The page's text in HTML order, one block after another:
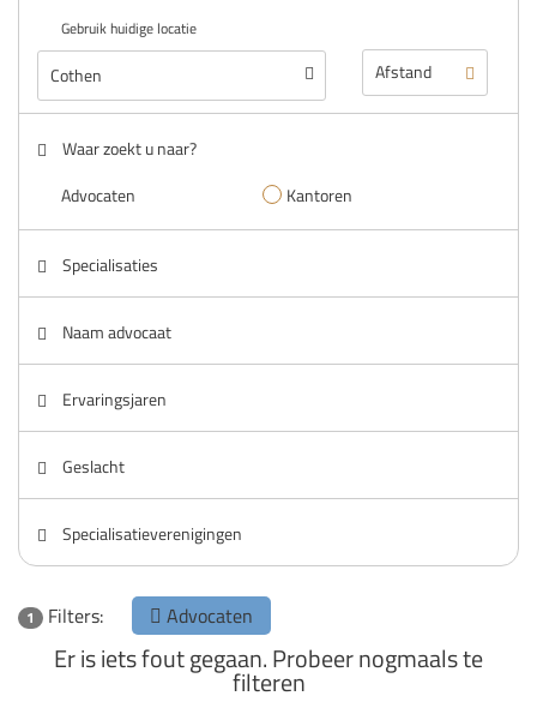
Gebruik huidige locatie
Waar zoekt u naar?
Advocaten
Kantoren
Specialisaties
Naam advocaat
Ervaringsjaren
Geslacht
Specialisatieverenigingen
1 Filters: Advocaten
Er is iets fout gegaan. Probeer nogmaals te
filteren